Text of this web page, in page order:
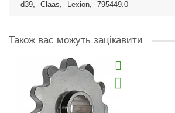
d39, Claas, Lexion, 795449.0
Також вас можуть зацікавити